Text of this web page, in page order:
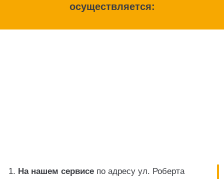
осуществляется:
На нашем сервисепо адресу ул. Роберта